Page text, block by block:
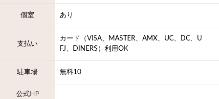
個室 あり
支払い
カード（VISA、MASTER、AMX、UC、DC、U
FJ、DINERS）利用OK
駐車場 無料10
公式HP